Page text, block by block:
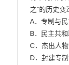
之”的历史变
A．专制与
B．民主共
C．杰出人
D．封建专